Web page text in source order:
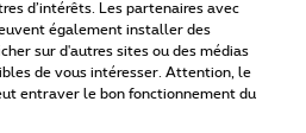
Forum|Forum|4 years ago
d’intérêts. Les partenaires avec
également installer des
sur d'autres sites ou des médias
de vous intéresser. Attention, le
entraver le bon fonctionnement du